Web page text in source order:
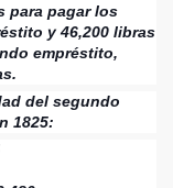
para pagar los
y 46,200 libras
empréstito,
del segundo
1825: